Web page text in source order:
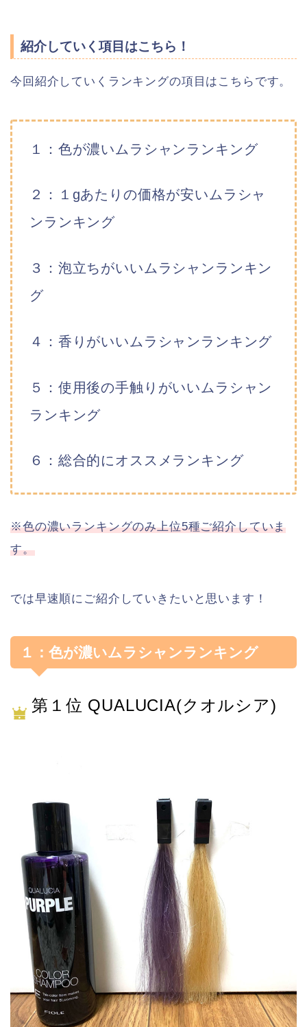
紹介していく項目はこちら！
今回紹介していくランキングの項目はこちらです。
１：色が濃いムラシャンランキング
２：１gあたりの価格が安いムラシャ
ンランキング
３：泡立ちがいいムラシャンランキン
グ
４：香りがいいムラシャンランキング
５：使用後の手触りがいいムラシャン
ランキング
６：総合的にオススメランキング
※色の濃いランキングのみ上位5種ご紹介していま
す。
では早速順にご紹介していきたいと思います！
１：色が濃いムラシャンランキング
第１位 QUALUCIA(クオルシア)